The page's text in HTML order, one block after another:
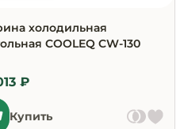
холодильная
COOLEQ CW-130
₽
Купить